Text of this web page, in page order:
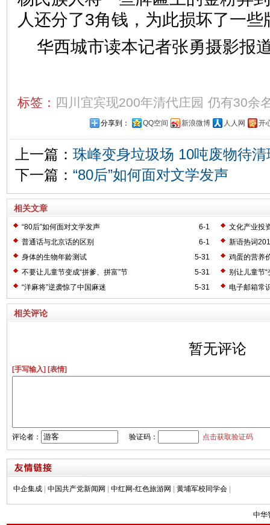
人还分了3角钱，为此损坏了
华西城市读本记者张勇摄影报
标签： 四川宜宾现200年清代庄园 仍有30余
分享到： QQ空间 新浪微博 人人网 开
上一篇： 珠峰变身垃圾场 10吨废物待清
下一篇： “80后”如何面对文学发声
相关文章
6-1
“80后”如何面对文学发声
文化产业投
6-1
普通话与北京话的区别
新语热词
5-31
身体的生物年龄测试
鸡蛋的营养
5-31
不要让儿童节变成“拼爹、拼富”节
别让儿童节
5-31
“洋麻将”逆袭惊了中国麻迷 电子邮箱常
相关评论
暂无评论
[手写输入] [表情]
评论者： 验证码： 点击获取验证码
中企集成 | 中国共产党新闻网 | 中红网-红色旅游网 | 黄埔军校同学会 |
中华